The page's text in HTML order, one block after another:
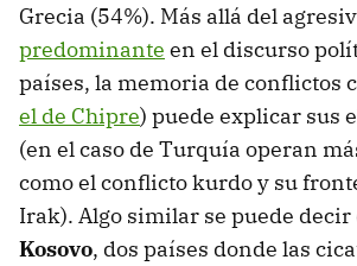
Grecia (54%). Más allá del
predominante en el discurso
países, la memoria de conflictos
el de Chipre) puede explicar sus
(en el caso de Turquía operan
como el conflicto kurdo y su
Irak). Algo similar se puede decir
Kosovo, dos países donde las